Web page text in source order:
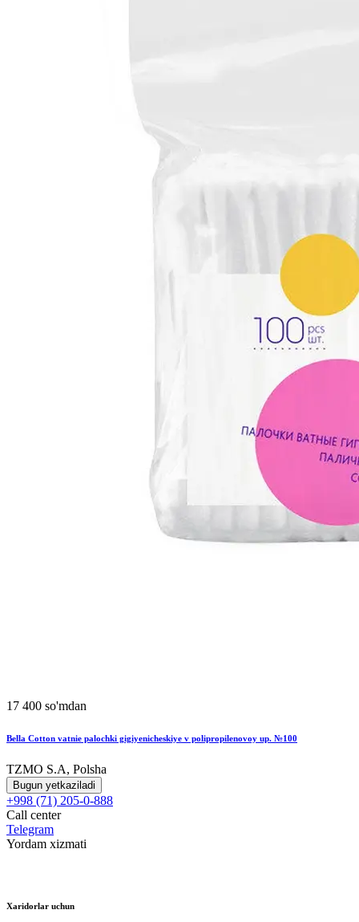
17 400 so'mdan
Bella Cotton vatnie palochki gigiyenicheskiye v polipropilenovoy up. №100
TZMO S.A, Polsha
Bugun yetkaziladi
+998 (71) 205-0-888
Call center
Telegram
Yordam xizmati
Xaridorlar uchun